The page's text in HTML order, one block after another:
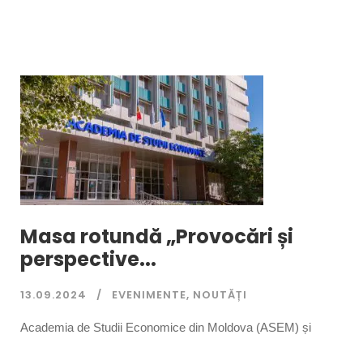
Masa rotundă „Provocări și
perspective...
13.09.2024 EVENIMENTE, NOUTĂȚI
Academia de Studii Economice din Moldova (ASEM) și